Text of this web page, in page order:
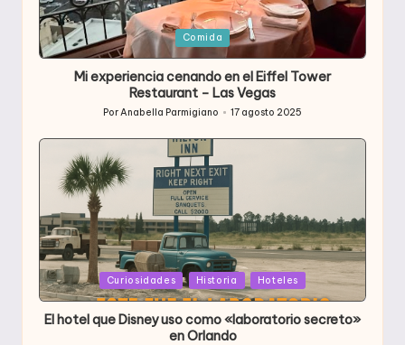
Publicada
en
Comida
Mi experiencia cenando en el Eiffel Tower
Restaurant – Las Vegas
Publicado
PorAnabella Parmigiano 17 agosto 2025
Publicada
en
Curiosidades Historia Hoteles
El hotel que Disney uso como «laboratorio secreto»
en Orlando